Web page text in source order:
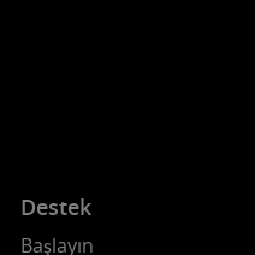
Destek
Başlayın